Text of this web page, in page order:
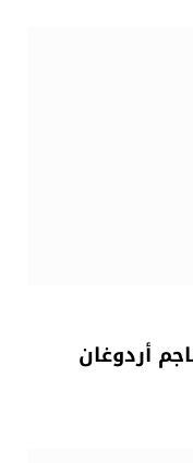
أردوغان